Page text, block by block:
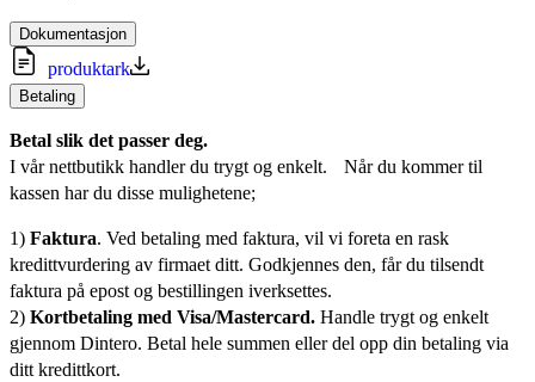
Dokumentasjon
produktark
Betaling
Betal slik det passer deg.
I vår nettbutikk handler du trygt og enkelt. Når du kommer til
kassen har du disse mulighetene;
1) Faktura. Ved betaling med faktura, vil vi foreta en rask
kredittvurdering av firmaet ditt. Godkjennes den, får du tilsendt
faktura på epost og bestillingen iverksettes.
2) Kortbetaling med Visa/Mastercard. Handle trygt og enkelt
gjennom Dintero. Betal hele summen eller del opp din betaling via
ditt kredittkort.